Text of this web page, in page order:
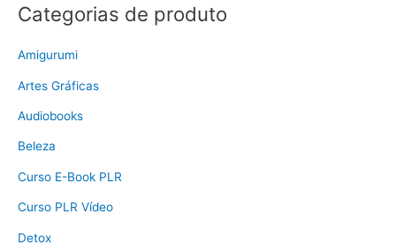
Categorias de produto
Amigurumi
Artes Gráficas
Audiobooks
Beleza
Curso E-Book PLR
Curso PLR Vídeo
Detox